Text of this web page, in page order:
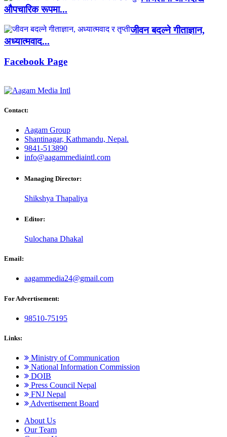
औपचारिक रूपमा...
जीवन बदल्ने गीताज्ञान,
अध्यात्मवाद...
Facebook Page
Contact:
Aagam Group
Shantinagar, Kathmandu, Nepal.
9841-513890
info@aagammediaintl.com
Managing Director:
Shikshya Thapaliya
Editor:
Sulochana Dhakal
Email:
aagammedia24@gmail.com
For Advertisement:
98510-75195
Links:
Ministry of Communication
National Information Commission
DOIB
Press Council Nepal
FNJ Nepal
Advertisement Board
About Us
Our Team